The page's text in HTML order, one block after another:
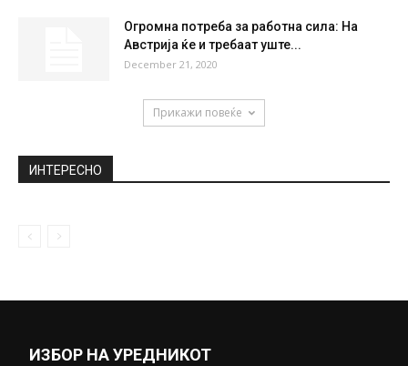
Огромна потреба за работна сила: На
Австрија ќе и требаат уште...
December 21, 2020
Прикажи повеќе
ИНТЕРЕСНО
ИЗБОР НА УРЕДНИКОТ